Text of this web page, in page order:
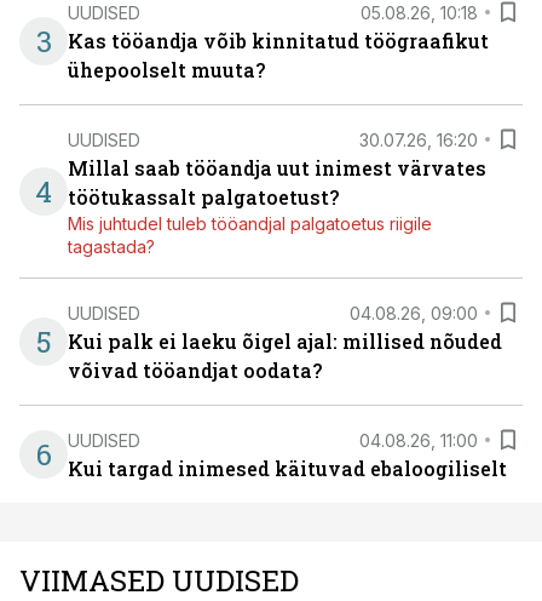
3
UUDISED 05.08.26, 10:18
Kas tööandja võib kinnitatud töögraafikut
ühepoolselt muuta?
4
UUDISED 30.07.26, 16:20
Millal saab tööandja uut inimest värvates
töötukassalt palgatoetust?
Mis juhtudel tuleb tööandjal palgatoetus riigile
tagastada?
5
UUDISED 04.08.26, 09:00
Kui palk ei laeku õigel ajal: millised nõuded
võivad tööandjat oodata?
6 UUDISED 04.08.26, 11:00
Kui targad inimesed käituvad ebaloogiliselt
VIIMASED UUDISED